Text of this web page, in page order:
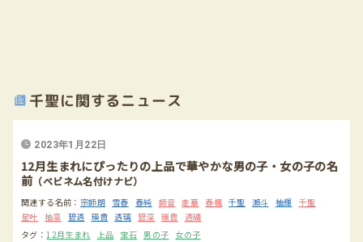
千聖に関するニュース
2023年1月22日
12月生まれにぴったりの上品で華やかな男の子・女の子の名
前（ベビネム名付けナビ）
関連する名前： 宗師朗 雪春 春純 師音 走華 春楓 千聖 瀬斗 柚輝 千聖
星叶 柚凛 碧透 瑛貴 透璃 碧深 瑞貴
透瑚
タグ：12月生まれ 上品 宝石 男の子 女の子